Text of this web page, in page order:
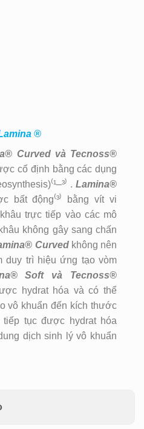
®
Curved và Tecnoss®
cố định bằng các dụng
. Lamina®
bất động⁽³⁾ bằng vít vi
trực tiếp vào các mô
không gây sang chấn
Curvedkhông nên
duy trì hiệu ứng tạo vòm
Soft và Tecnoss®
hydrat hóa và có thể
vô khuẩn đến kích thước
tiếp tục được hydrat hóa
dịch sinh lý vô khuẩn